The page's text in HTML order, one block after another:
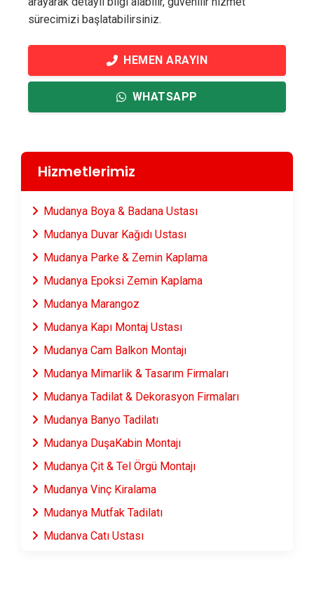
sürecimizi başlatabilirsiniz.
HEMEN ARAYIN
WHATSAPP
Hizmetlerimiz
Mudanya Boya & Badana Ustası
Mudanya Duvar Kağıdı Ustası
Mudanya Parke & Zemin Kaplama
Mudanya Epoksi Zemin Kaplama
Mudanya Marangoz
Mudanya Kapı Montaj Ustası
Mudanya Cam Balkon Montajı
Mudanya Mimarlik & Tasarım Firmaları
Mudanya Tadilat & Dekorasyon Firmaları
Mudanya Banyo Tadilatı
Mudanya DuşaKabin Montajı
Mudanya Çit & Tel Örgü Montajı
Mudanya Vinç Kiralama
Mudanya Mutfak Tadilatı
Mudanya Çatı Ustası